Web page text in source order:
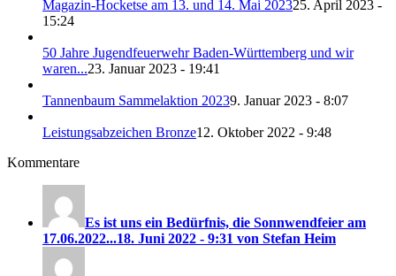
Magazin-Hocketse am 13. und 14. Mai 202325. April 2023 -
15:24
50 Jahre Jugendfeuerwehr Baden-Württemberg und wir
waren...23. Januar 2023 - 19:41
Tannenbaum Sammelaktion 20239. Januar 2023 - 8:07
Leistungsabzeichen Bronze12. Oktober 2022 - 9:48
Kommentare
Es ist uns ein Bedürfnis, die Sonnwendfeier am
17.06.2022...18. Juni 2022 - 9:31 von Stefan Heim